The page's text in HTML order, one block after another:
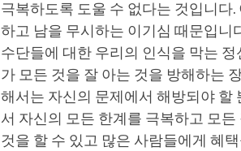
극복하도록 도울 수 없다는 것입니다
하고 남을 무시하는 이기심 때문입니
수단들에 대한 우리의 인식을 막는
가 모든 것을 잘 아는 것을 방해하는
해서는 자신의 문제에서 해방되야 할
서 자신의 모든 한계를 극복하고 모
것을 할 수 있고 많은 사람들에게 혜